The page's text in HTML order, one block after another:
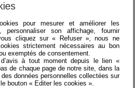
comprise,
au traitement des
pour mesurer et améliorer les
personnaliser son affichage, fournir
cliquez sur « Refuser », nous ne
strictement nécessaires au bon
exemptés de consentement.
à tout moment depuis le lien «
de chaque page de notre site, dans la
données personnelles collectées sur
bouton « Editer les cookies ».